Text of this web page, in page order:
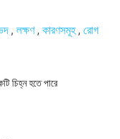
, লক্ষণ, কারণসমূহ, রোগ
চিহ্ন হতে পারে